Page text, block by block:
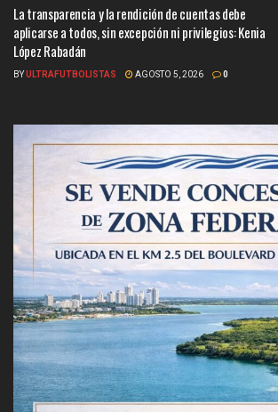
La transparencia y la rendición de cuentas debe
aplicarse a todos, sin excepción ni privilegios: Kenia
López Rabadán
BYULTRAFUTBOLISTAS AGOSTO 5, 2026 0